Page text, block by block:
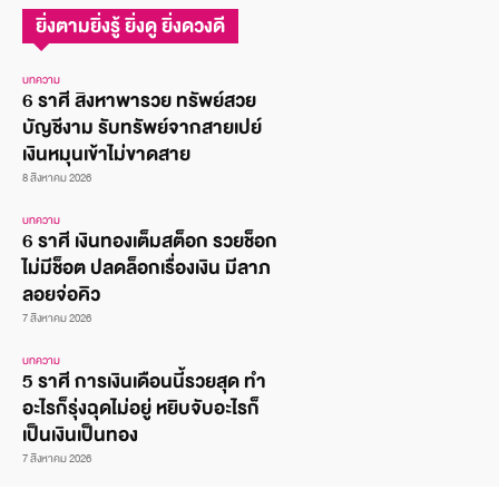
ยิ่งตามยิ่งรู้ ยิ่งดู ยิ่งดวงดี
บทความ
6 ราศี สิงหาพารวย ทรัพย์สวย
บัญชีงาม รับทรัพย์จากสายเปย์
เงินหมุนเข้าไม่ขาดสาย
8 สิงหาคม 2026
บทความ
6 ราศี เงินทองเต็มสต็อก รวยช็อก
ไม่มีช็อต ปลดล็อกเรื่องเงิน มีลาภ
ลอยจ่อคิว
7 สิงหาคม 2026
บทความ
5 ราศี การเงินเดือนนี้รวยสุด ทำ
อะไรก็รุ่งฉุดไม่อยู่ หยิบจับอะไรก็
เป็นเงินเป็นทอง
7 สิงหาคม 2026